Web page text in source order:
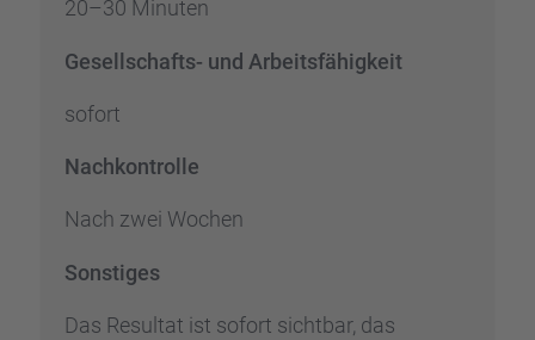
20–30 Minuten
Gesell­schafts- und Arbeits­fä­hig­keit
sofort
Nachkon­trolle
Nach zwei Wochen
Sonsti­ges
Das Resul­tat ist sofort sicht­bar, das